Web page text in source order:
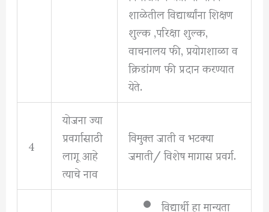
शाळेतील विद्यार्थ्यांना शिक्षण
शुल्क ,परिक्षा शुल्क,
वाचनालय फी, प्रयोगशाळा व
क्रिडांगण फी प्रदान करण्यात
येते.
4
योजना ज्या
प्रवर्गासाठी
लागू आहे
त्याचे नाव
विमुक्त जाती व भटक्या
जमाती/ विशेष मागास प्रवर्ग.